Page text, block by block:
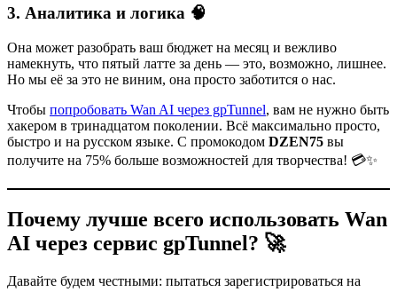
3. Аналитика и логика 🧠
Она может разобрать ваш бюджет на месяц и вежливо
намекнуть, что пятый латте за день — это, возможно, лишнее.
Но мы её за это не виним, она просто заботится о нас.
Чтобы попробовать Wan AI через gpTunnel, вам не нужно быть
хакером в тринадцатом поколении. Всё максимально просто,
быстро и на русском языке. С промокодом DZEN75 вы
получите на 75% больше возможностей для творчества! 💳✨
Почему лучше всего использовать Wan
AI через сервис gpTunnel? 🚀
Давайте будем честными: пытаться зарегистрироваться на